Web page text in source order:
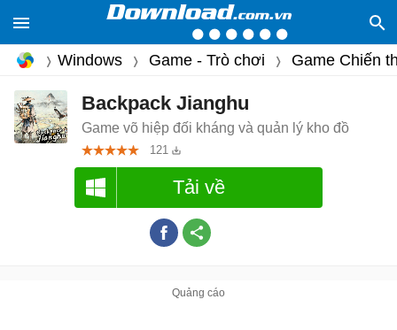
Windows Game - Trò chơi Game Chiến
Backpack Jianghu
Game võ hiệp đối kháng và quản lý kho đồ
121
Tải về